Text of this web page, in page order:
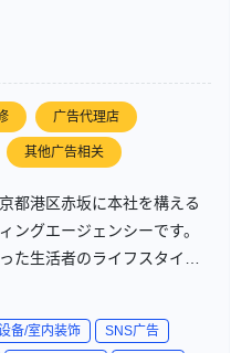
广告代理店
其他广告相关
都港区赤坂に本社を構える
ングエージェンシーです。
た生活者のライフスタイル
業の「おもてなし」をデザ
ルティング・アウトソーシ
备/室内装饰
SNS广告